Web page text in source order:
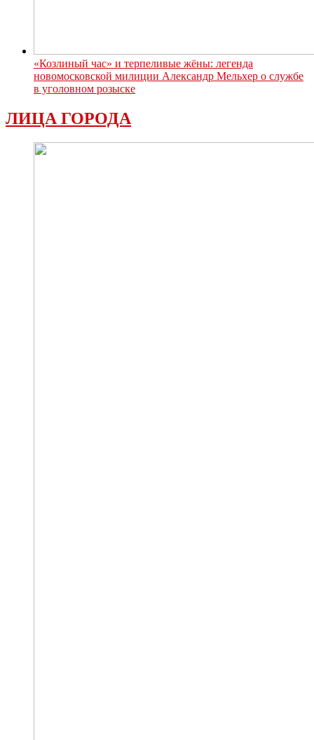
«Козлиный час» и терпеливые жёны: легенда
новомосковской милиции Александр Мельхер о службе
в уголовном розыске
ЛИЦА ГОРОДА